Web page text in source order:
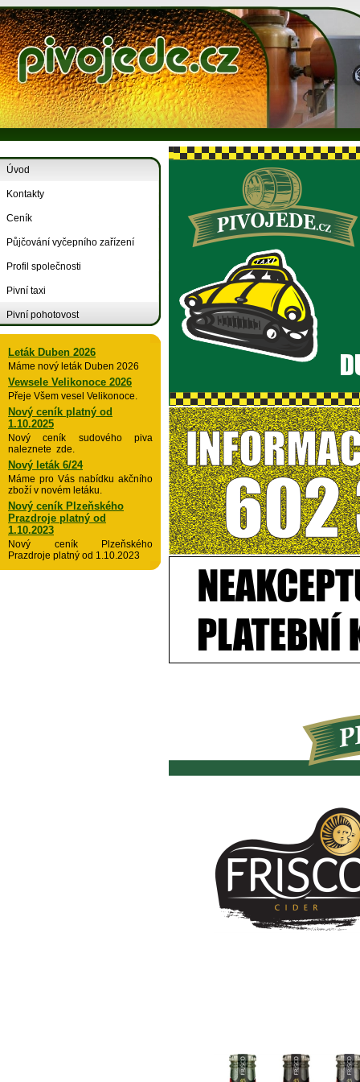
Úvod
Kontakty
Ceník
Půjčování vyčepního zařízení
Profil společnosti
Pivní taxi
Pivní pohotovost
Leták Duben 2026
Máme nový leták Duben 2026
Vewsele Velikonoce 2026
Přeje Všem vesel Velikonoce.
Nový ceník platný od
1.10.2025
Nový ceník sudového piva
naleznete zde.
Nový leták 6/24
Máme pro Vás nabídku akčního
zboží v novém letáku.
Nový ceník Plzeňského
Prazdroje platný od
1.10.2023
Nový ceník Plzeňského
Prazdroje platný od 1.10.2023